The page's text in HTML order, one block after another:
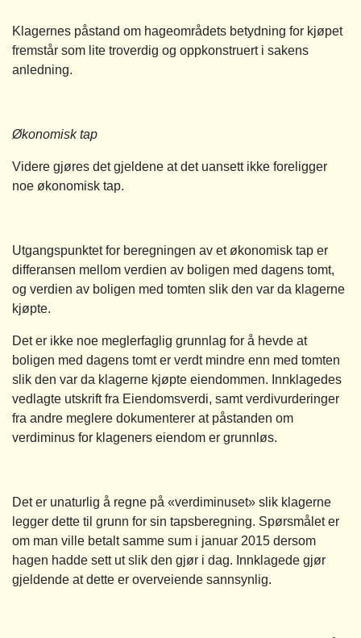
Klagernes påstand om hageområdets betydning for kjøpet
fremstår som lite troverdig og oppkonstruert i sakens
anledning.
Økonomisk tap
Videre gjøres det gjeldene at det uansett ikke foreligger
noe økonomisk tap.
Utgangspunktet for beregningen av et økonomisk tap er
differansen mellom verdien av boligen med dagens tomt,
og verdien av boligen med tomten slik den var da klagerne
kjøpte.
Det er ikke noe meglerfaglig grunnlag for å hevde at
boligen med dagens tomt er verdt mindre enn med tomten
slik den var da klagerne kjøpte eiendommen. Innklagedes
vedlagte utskrift fra Eiendomsverdi, samt verdivurderinger
fra andre meglere dokumenterer at påstanden om
verdiminus for klageners eiendom er grunnløs.
Det er unaturlig å regne på «verdiminuset» slik klagerne
legger dette til grunn for sin tapsberegning. Spørsmålet er
om man ville betalt samme sum i januar 2015 dersom
hagen hadde sett ut slik den gjør i dag. Innklagede gjør
gjeldende at dette er overveiende sannsynlig.